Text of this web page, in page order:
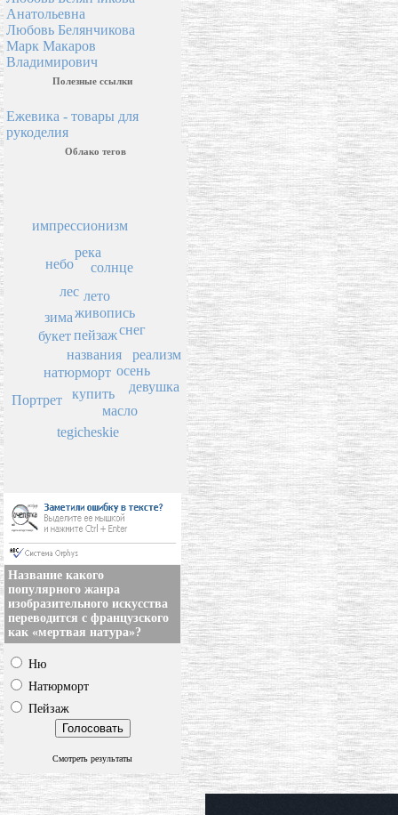
Анатольевна
Любовь Белянчикова
Марк Макаров
Владимирович
Полезные ссылки
Ежевика - товары для
рукоделия
Облако тегов
пейзаж
названия
живопись
лето
натюрморт
купить
солнце
лес
зима
осень
букет
масло
река
снег
tegicheskie
реализм
небо
импрессионизм
Портрет
девушка
Название какого
популярного жанра
изобразительного искусства
переводится с французского
как «мертвая натура»?
Ню
Натюрморт
Пейзаж
Смотреть результаты